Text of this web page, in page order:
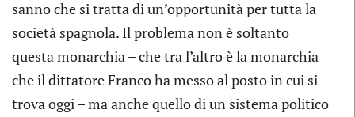
sanno che si tratta di un’opportunità per tutta la
società spagnola. Il problema non è soltanto
questa monarchia – che tra l’altro è la monarchia
che il dittatore Franco ha messo al posto in cui si
trova oggi – ma anche quello di un sistema politico